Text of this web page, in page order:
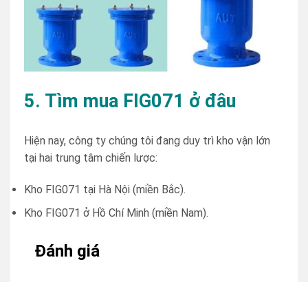
5. Tìm mua FIG071 ở đâu
Hiện nay, công ty chúng tôi đang duy trì kho vận lớn
tại hai trung tâm chiến lược:
Kho FIG071 tại Hà Nội (miền Bắc).
Kho FIG071 ở Hồ Chí Minh (miền Nam).
Đánh giá